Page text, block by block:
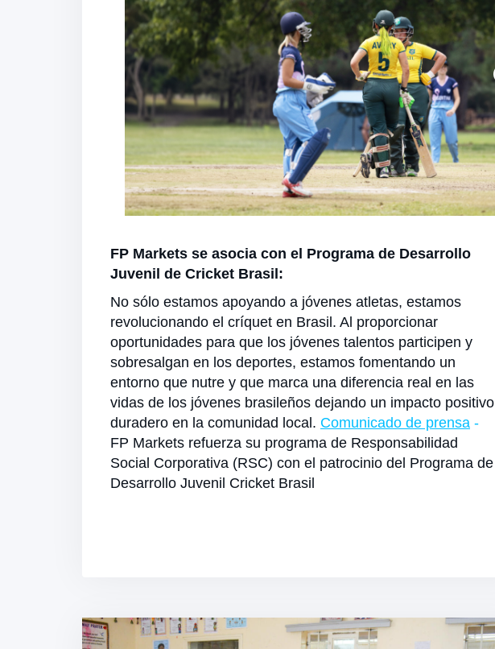
FP Markets se asocia con el Programa de Desarrollo
Juvenil de Cricket Brasil:
No sólo estamos apoyando a jóvenes atletas, estamos
revolucionando el críquet en Brasil. Al proporcionar
oportunidades para que los jóvenes talentos participen y
sobresalgan en los deportes, estamos fomentando un
entorno que nutre y que marca una diferencia real en las
vidas de los jóvenes brasileños dejando un impacto positivo
duradero en la comunidad local. Comunicado de prensa -
FP Markets refuerza su programa de Responsabilidad
Social Corporativa (RSC) con el patrocinio del Programa de
Desarrollo Juvenil Cricket Brasil